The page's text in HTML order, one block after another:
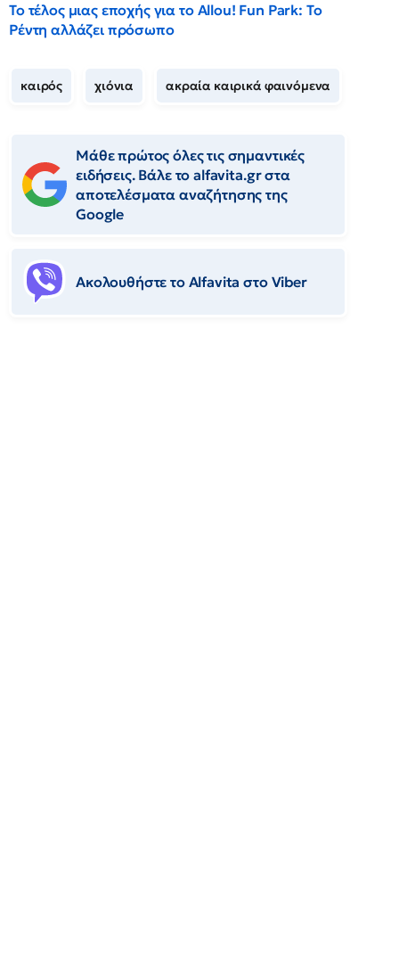
Το τέλος μιας εποχής για το Allou! Fun Park: Το
Ρέντη αλλάζει πρόσωπο
καιρός χιόνια ακραία καιρικά φαινόμενα
Μάθε πρώτος όλες τις σημαντικές
ειδήσεις. Βάλε το alfavita.gr στα
αποτελέσματα αναζήτησης της
Google
Ακολουθήστε το Αlfavita στο Viber